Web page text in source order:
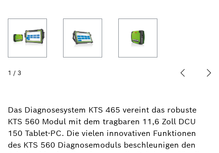
1 / 3
Das Diagnosesystem KTS 465 vereint das robuste
KTS 560 Modul mit dem tragbaren 11,6 Zoll DCU
150 Tablet-PC. Die vielen innovativen Funktionen
des KTS 560 Diagnosemoduls beschleunigen den